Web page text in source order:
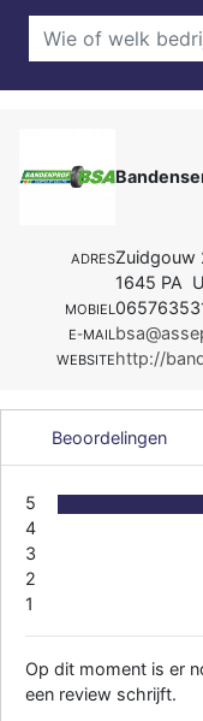
ADRESZuidgouw
1645 PA
MOBIEL
E-MAIL
WEBSITEhttp://
Beoordelingen
5
4
3
2
1
Op dit moment is er
een review schrijft.